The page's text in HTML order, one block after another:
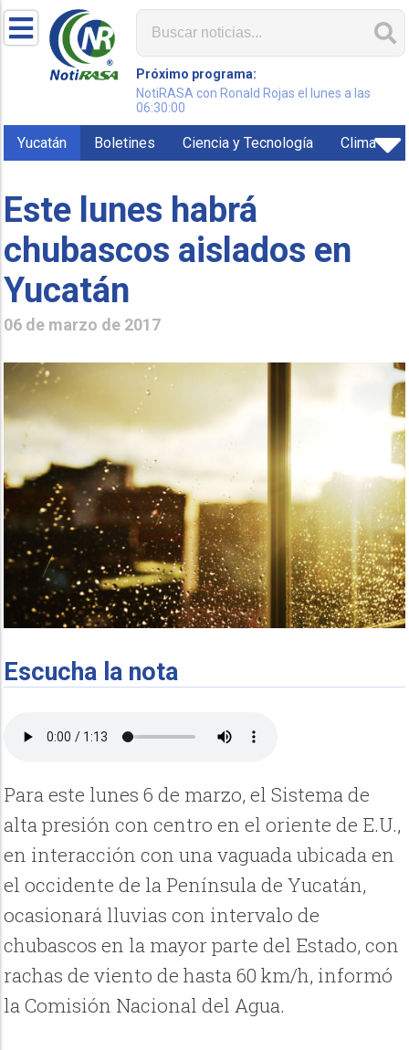
Próximo programa:
NotiRASA con Ronald Rojas el lunes a las
06:30:00
Yucatán Boletines Ciencia y Tecnología Clima
Este lunes habrá
chubascos aislados en
Yucatán
06 de marzo de 2017
Escucha la nota
Para este lunes 6 de marzo, el Sistema de
alta presión con centro en el oriente de E.U.,
en interacción con una vaguada ubicada en
el occidente de la Península de Yucatán,
ocasionará lluvias con intervalo de
chubascos en la mayor parte del Estado, con
rachas de viento de hasta 60 km/h, informó
la Comisión Nacional del Agua.